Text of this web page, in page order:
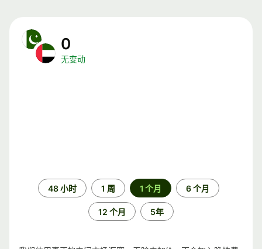
0
无变动
48 小时 1 周 1 个月 6 个月
12 个月 5年